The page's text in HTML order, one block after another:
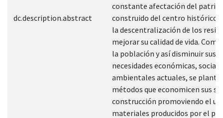
dc.description.abstract
constante afectación del
construido del centro histórico
la descentralización de los
mejorar su calidad de vida.
la población y así disminuir sus
necesidades económicas,
ambientales actuales, se
métodos que economicen sus
construcción promoviendo el
materiales producidos por el